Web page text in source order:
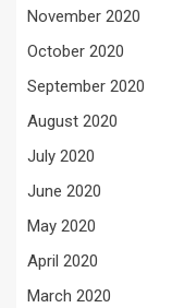
November 2020
October 2020
September 2020
August 2020
July 2020
June 2020
May 2020
April 2020
March 2020